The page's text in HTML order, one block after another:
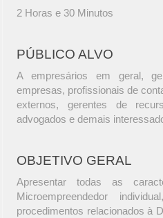
2 Horas e 30 Minutos
PÚBLICO ALVO
A empresários em geral,
empresas, profissionais de
externos, gerentes de
advogados e demais
OBJETIVO GERAL
Apresentar todas as
Microempreendedor
procedimentos relacionados à